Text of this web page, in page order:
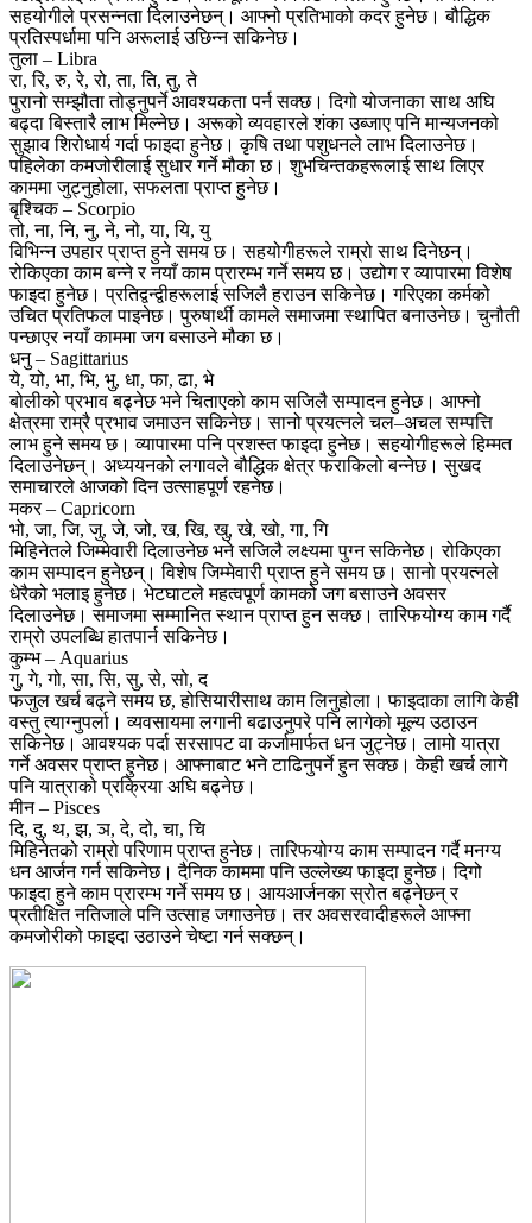
सहयोगीले प्रसन्नता दिलाउनेछन्। आफ्नो प्रतिभाको कदर हुनेछ। बौद्धिक
प्रतिस्पर्धामा पनि अरूलाई उछिन्न सकिनेछ।
तुला – Libra
रा, रि, रु, रे, रो, ता, ति, तु, ते
पुरानो सम्झौता तोड्नुपर्ने आवश्यकता पर्न सक्छ। दिगो योजनाका साथ अघि
बढ्दा बिस्तारै लाभ मिल्नेछ। अरूको व्यवहारले शंका उब्जाए पनि मान्यजनको
सुझाव शिरोधार्य गर्दा फाइदा हुनेछ। कृषि तथा पशुधनले लाभ दिलाउनेछ।
पहिलेका कमजोरीलाई सुधार गर्ने मौका छ। शुभचिन्तकहरूलाई साथ लिएर
काममा जुट्नुहोला, सफलता प्राप्त हुनेछ।
बृश्चिक – Scorpio
तो, ना, नि, नु, ने, नो, या, यि, यु
विभिन्न उपहार प्राप्त हुने समय छ। सहयोगीहरूले राम्रो साथ दिनेछन्।
रोकिएका काम बन्ने र नयाँ काम प्रारम्भ गर्ने समय छ। उद्योग र व्यापारमा विशेष
फाइदा हुनेछ। प्रतिद्वन्द्वीहरूलाई सजिलै हराउन सकिनेछ। गरिएका कर्मको
उचित प्रतिफल पाइनेछ। पुरुषार्थी कामले समाजमा स्थापित बनाउनेछ। चुनौती
पन्छाएर नयाँ काममा जग बसाउने मौका छ।
धनु – Sagittarius
ये, यो, भा, भि, भु, धा, फा, ढा, भे
बोलीको प्रभाव बढ्नेछ भने चिताएको काम सजिलै सम्पादन हुनेछ। आफ्नो
क्षेत्रमा राम्रै प्रभाव जमाउन सकिनेछ। सानो प्रयत्नले चल–अचल सम्पत्ति
लाभ हुने समय छ। व्यापारमा पनि प्रशस्त फाइदा हुनेछ। सहयोगीहरूले हिम्मत
दिलाउनेछन्। अध्ययनको लगावले बौद्धिक क्षेत्र फराकिलो बन्नेछ। सुखद
समाचारले आजको दिन उत्साहपूर्ण रहनेछ।
मकर – Capricorn
भो, जा, जि, जु, जे, जो, ख, खि, खु, खे, खो, गा, गि
मिहिनेतले जिम्मेवारी दिलाउनेछ भने सजिलै लक्ष्यमा पुग्न सकिनेछ। रोकिएका
काम सम्पादन हुनेछन्। विशेष जिम्मेवारी प्राप्त हुने समय छ। सानो प्रयत्नले
धेरैको भलाइ हुनेछ। भेटघाटले महत्वपूर्ण कामको जग बसाउने अवसर
दिलाउनेछ। समाजमा सम्मानित स्थान प्राप्त हुन सक्छ। तारिफयोग्य काम गर्दै
राम्रो उपलब्धि हातपार्न सकिनेछ।
कुम्भ – Aquarius
गु, गे, गो, सा, सि, सु, से, सो, द
फजुल खर्च बढ्ने समय छ, होसियारीसाथ काम लिनुहोला। फाइदाका लागि केही
वस्तु त्याग्नुपर्ला। व्यवसायमा लगानी बढाउनुपरे पनि लागेको मूल्य उठाउन
सकिनेछ। आवश्यक पर्दा सरसापट वा कर्जामार्फत धन जुट्नेछ। लामो यात्रा
गर्ने अवसर प्राप्त हुनेछ। आफ्नाबाट भने टाढिनुपर्ने हुन सक्छ। केही खर्च लागे
पनि यात्राको प्रक्रिया अघि बढ्नेछ।
मीन – Pisces
दि, दु, थ, झ, ञ, दे, दो, चा, चि
मिहिनेतको राम्रो परिणाम प्राप्त हुनेछ। तारिफयोग्य काम सम्पादन गर्दै मनग्य
धन आर्जन गर्न सकिनेछ। दैनिक काममा पनि उल्लेख्य फाइदा हुनेछ। दिगो
फाइदा हुने काम प्रारम्भ गर्ने समय छ। आयआर्जनका स्रोत बढ्नेछन् र
प्रतीक्षित नतिजाले पनि उत्साह जगाउनेछ। तर अवसरवादीहरूले आफ्ना
कमजोरीको फाइदा उठाउने चेष्टा गर्न सक्छन्।